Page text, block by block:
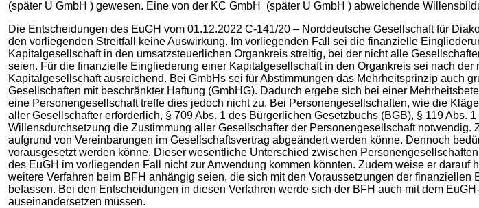
(später U GmbH ) gewesen. Eine von der KC GmbH (später U GmbH ) abweichende
Die Entscheidungen des EuGH vom 01.12.2022 C-141/20 – Norddeutsche Gesellschaft für
den vorliegenden Streitfall keine Auswirkung. Im vorliegenden Fall sei die finanzielle
Kapitalgesellschaft in den umsatzsteuerlichen Organkreis streitig, bei der nicht alle
seien. Für die finanzielle Eingliederung einer Kapitalgesellschaft in den Organkreis sei nach
Kapitalgesellschaft ausreichend. Bei GmbHs sei für Abstimmungen das Mehrheitsprinzip auch
Gesellschaften mit beschränkter Haftung (GmbHG). Dadurch ergebe sich bei einer
eine Personengesellschaft treffe dies jedoch nicht zu. Bei Personengesellschaften, wie die
aller Gesellschafter erforderlich, § 709 Abs. 1 des Bürgerlichen Gesetzbuchs (BGB), § 119 Abs.
Willensdurchsetzung die Zustimmung aller Gesellschafter der Personengesellschaft
aufgrund von Vereinbarungen im Gesellschaftsvertrag abgeändert werden könne. Dennoch
vorausgesetzt werden könne. Dieser wesentliche Unterschied zwischen
des EuGH im vorliegenden Fall nicht zur Anwendung kommen könnten. Zudem weise er
weitere Verfahren beim BFH anhängig seien, die sich mit den Voraussetzungen der
befassen. Bei den Entscheidungen in diesen Verfahren werde sich der BFH auch mit dem
auseinandersetzen müssen.